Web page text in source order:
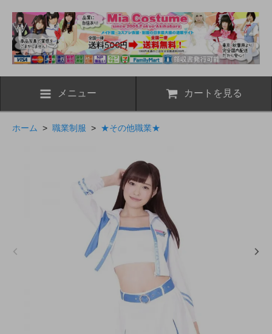
メニュー カートを見る
ホーム > 職業制服 > ★その他職業★